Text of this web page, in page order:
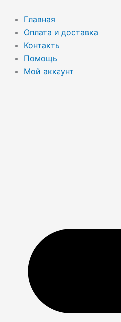
содержимому
Главная
Оплата и доставка
Контакты
Помощь
Мой аккаунт
товаров